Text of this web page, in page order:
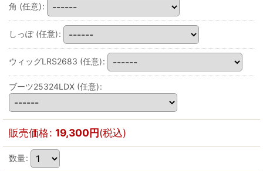
角 (任意):
しっぽ (任意):
ウィッグLRS2683 (任意):
ブーツ25324LDX (任意):
販売価格: 19,300円(税込)
数量: